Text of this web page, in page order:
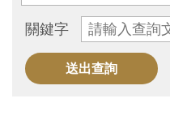
觀
資
訊
關鍵字